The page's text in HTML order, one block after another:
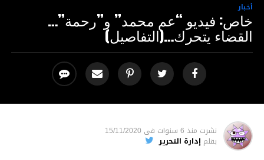
أخبار
خاص: فيديو “عم محمد” و”رحمة”…
القضاء يتحرك…(التفاصيل)
نشرت منذ 6 سنوات فى 15/11/2020
بقلم إدارة التحرير